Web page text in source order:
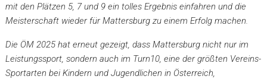
mit den Plätzen 5, 7 und 9 ein tolles Ergebnis einfahren und die
Meisterschaft wieder für Mattersburg zu einem Erfolg machen.
Die ÖM 2025 hat erneut gezeigt, dass Mattersburg nicht nur im
Leistungssport, sondern auch im Turn10, eine der größten Vereins-
Sportarten bei Kindern und Jugendlichen in Österreich,